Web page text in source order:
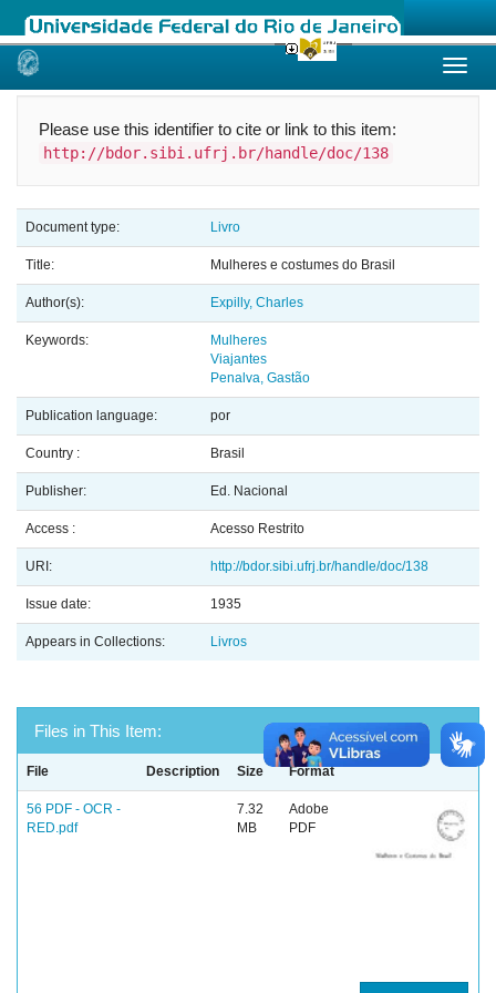
Skip
Please use this identifier to cite or link to this item:
http://bdor.sibi.ufrj.br/handle/doc/138
Document type: Livro
Title: Mulheres e costumes do Brasil
Author(s): Expilly, Charles
Keywords:
Mulheres
Viajantes
Penalva, Gastão
Publication language: por
Country : Brasil
Publisher: Ed. Nacional
Access : Acesso Restrito
URI: http://bdor.sibi.ufrj.br/handle/doc/138
Issue date: 1935
Appears in Collections: Livros
Files in This Item:
File Description Size Format
56 PDF - OCR -
RED.pdf
7.32
MB
Adobe
PDF